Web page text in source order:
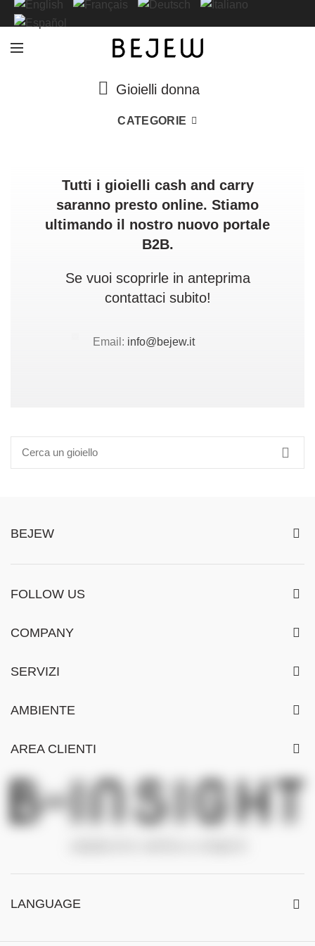
Gioielli donna
CATEGORIE
Tutti i gioielli cash and carry
saranno presto online. Stiamo
ultimando il nostro nuovo portale
B2B.
Se vuoi scoprirle in anteprima
contattaci subito!
Email: info@bejew.it
BEJEW
FOLLOW US
COMPANY
SERVIZI
AMBIENTE
AREA CLIENTI
LANGUAGE